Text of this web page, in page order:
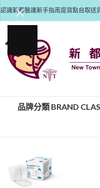
認識新都醫護新手指南提貨點自取送
品牌分類 BRAND